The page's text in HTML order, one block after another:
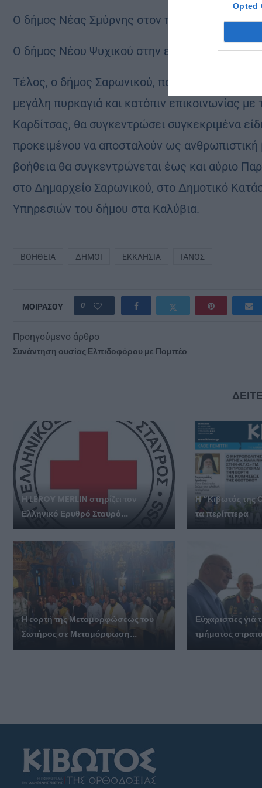
Opted
Ο δήμος Νέας Σμύρνης στον πολυχώρο
Ο δήμος Νέου Ψυχικού στην εκκλησία της
Τέλος, ο δήμος Σαρωνικού, που πρόσφατα
μεγάλη πυρκαγιά και κατόπιν επικοινωνίας
Καρδίτσας, θα συγκεντρώσει συγκεκριμένα
προκειμένου να αποσταλούν ως
βοήθεια θα συγκεντρώνεται έως και αύριο
στο Δημαρχείο Σαρωνικού, στο Δημοτικό
Υπηρεσιών του δήμου στα Καλύβια.
ΒΟΉΘΕΙΑ ΔΉΜΟΙ ΕΚΚΛΗΣΊΑ ΙΑΝΌΣ
ΜΟΙΡΑΣΟΥ 0
Προηγούμενο άρθρο
Συνάντηση ουσίας Ελπιδοφόρου με Πομπέο
Η LEROY MERLIN στηρίζει τον
Ελληνικό Ερυθρό Σταυρό...
Η “Κιβωτός της
τα περίπτερα
Η εορτή της Μεταμορφώσεως του
Σωτήρος σε Μεταμόρφωση...
Εὐχαριστίες
τμήματος